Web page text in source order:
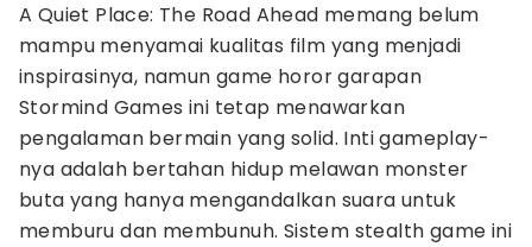
A Quiet Place: The Road Ahead memang belum
mampu menyamai kualitas film yang menjadi
inspirasinya, namun game horor garapan
Stormind Games ini tetap menawarkan
pengalaman bermain yang solid. Inti gameplay-
nya adalah bertahan hidup melawan monster
buta yang hanya mengandalkan suara untuk
memburu dan membunuh. Sistem stealth game ini